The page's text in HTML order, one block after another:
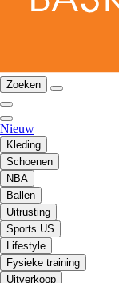
Zoeken
Nieuw
Kleding
Schoenen
NBA
Ballen
Uitrusting
Sports US
Lifestyle
Fysieke training
Uitverkoop